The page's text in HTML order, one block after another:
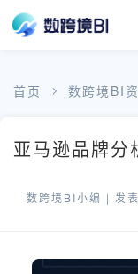
首页 数跨境BI
亚马逊品牌
数跨境BI小编 | 发